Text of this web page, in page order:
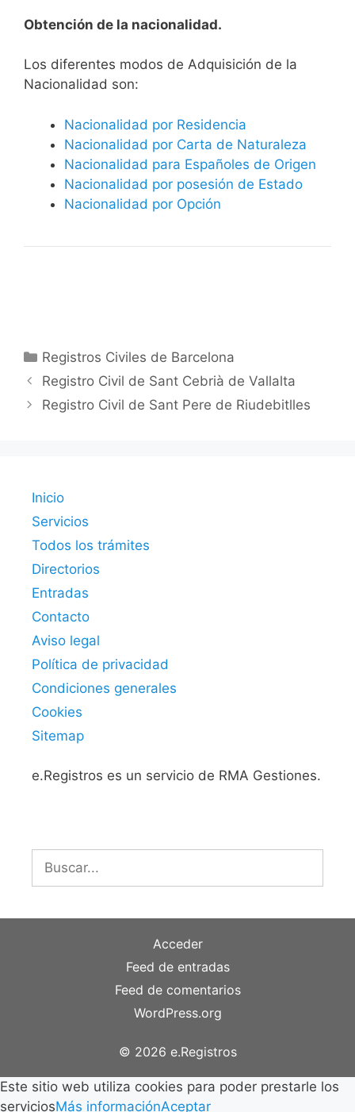
Obtención de la nacionalidad.
​​​Los diferentes modos de Adquisición de la
Nacionalidad son:
Nacionalidad por Residencia
Nacionalidad por Carta de Naturaleza
Nacionalidad para Españoles de Origen
Nacionalidad por posesión de Estado
Nacionalidad por Opción
Categorías
Registros Civiles de Barcelona
Registro Civil de Sant Cebrià de Vallalta
Registro Civil de Sant Pere de Riudebitlles
Inicio
Servicios
Todos los trámites
Directorios
Entradas
Contacto
Aviso legal
Política de privacidad
Condiciones generales
Cookies
Sitemap
e.Registros es un servicio de RMA Gestiones.
Buscar:
Acceder
Feed de entradas
Feed de comentarios
WordPress.org
© 2026 e.Registros
Este sitio web utiliza cookies para poder prestarle los
serviciosMás informaciónAceptar